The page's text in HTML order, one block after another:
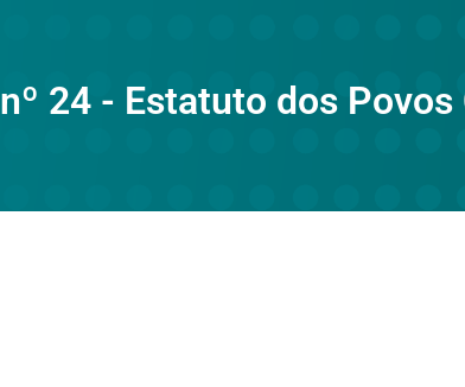
24 - Estatuto dos Povos